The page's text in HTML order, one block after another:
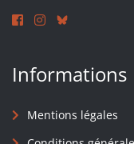
Informations
Mentions légales